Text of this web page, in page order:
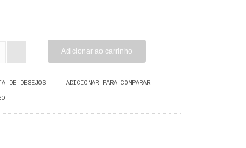
DE DESEJOS ADICIONAR PARA COMPARAR